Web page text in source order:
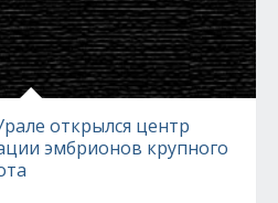
открылся центр
эмбрионов крупного